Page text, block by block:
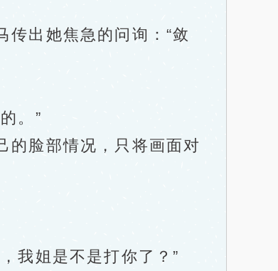
出她焦急的问询：“敛
。”
脸部情况，只将画面对
我姐是不是打你了？”